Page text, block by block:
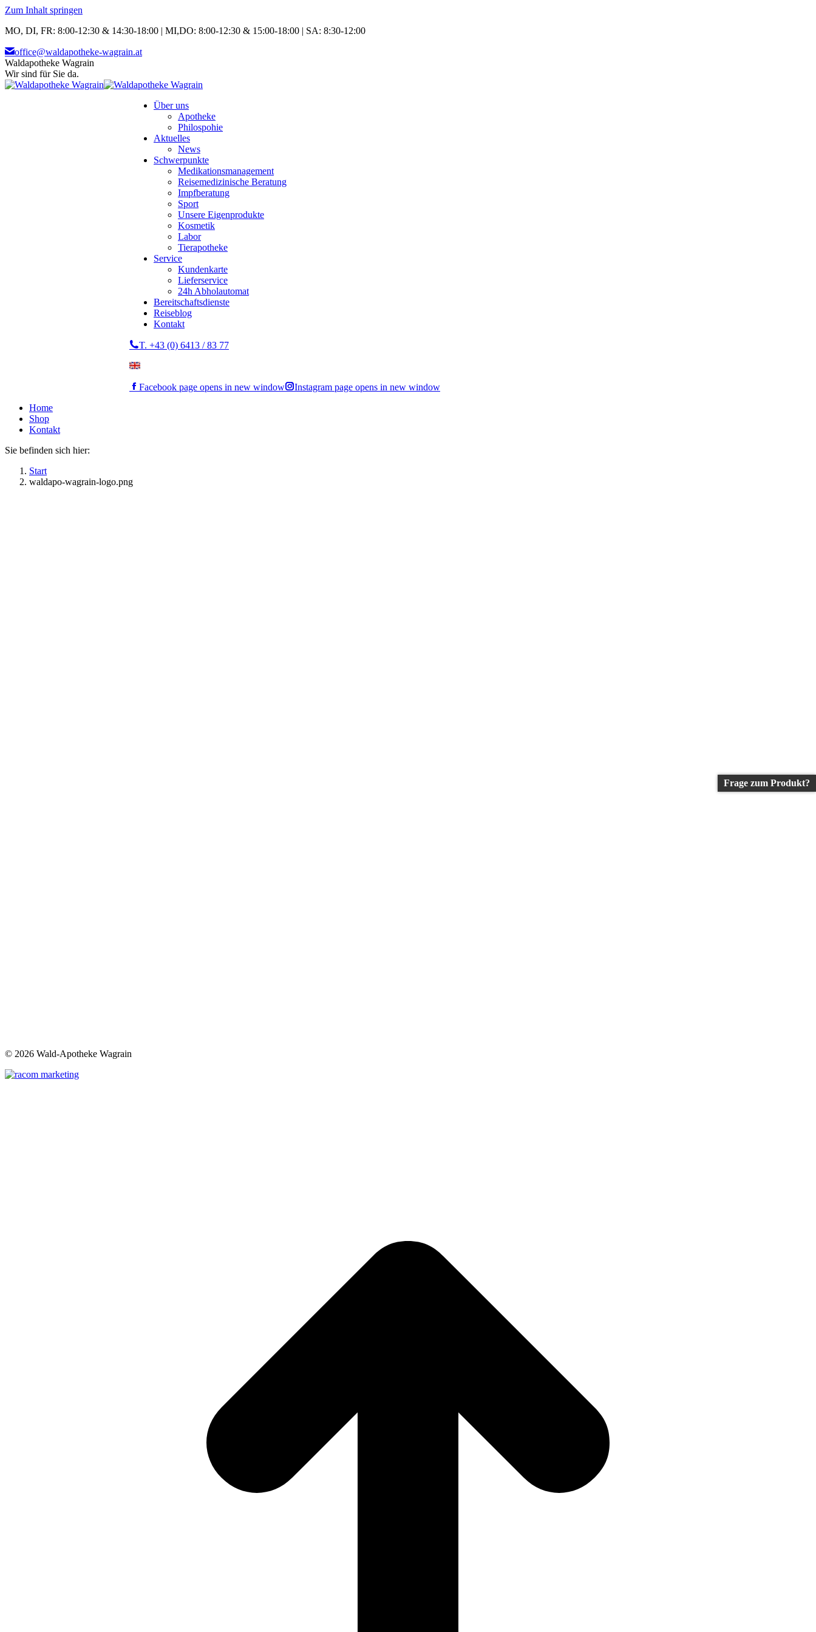
Zum Inhalt springen
MO, DI, FR: 8:00-12:30 & 14:30-18:00 | MI,DO: 8:00-12:30 & 15:00-18:00 | SA: 8:30-12:00
office@waldapotheke-wagrain.at
Waldapotheke Wagrain
Wir sind für Sie da.
Über uns
Apotheke
Philospohie
Aktuelles
News
Schwerpunkte
Medikationsmanagement
Reisemedizinische Beratung
Impfberatung
Sport
Unsere Eigenprodukte
Kosmetik
Labor
Tierapotheke
Service
Kundenkarte
Lieferservice
24h Abholautomat
Bereitschaftsdienste
Reiseblog
Kontakt
T. +43 (0) 6413 / 83 77
Facebook page opens in new window
Instagram page opens in new window
Home
Shop
Kontakt
Sie befinden sich hier:
Start
waldapo-wagrain-logo.png
© 2026 Wald-Apotheke Wagrain
Frage zum Produkt?